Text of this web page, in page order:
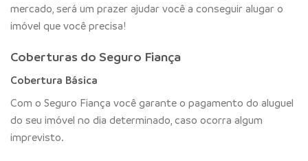
mercado, será um prazer ajudar você a conseguir alugar o
imóvel que você precisa!
Coberturas do Seguro Fiança
Cobertura Básica
Com o Seguro Fiança você garante o pagamento do aluguel
do seu imóvel no dia determinado, caso ocorra algum
imprevisto.